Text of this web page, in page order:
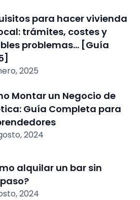
para hacer vivienda
trámites, costes y
problemas… [Guía
2025
Montar un Negocio de
Guía Completa para
2024
alquilar un bar sin
2024